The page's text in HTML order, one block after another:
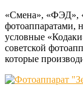
«Смена», «ФЭД»,
фотоаппаратами,
условные
советской
которые